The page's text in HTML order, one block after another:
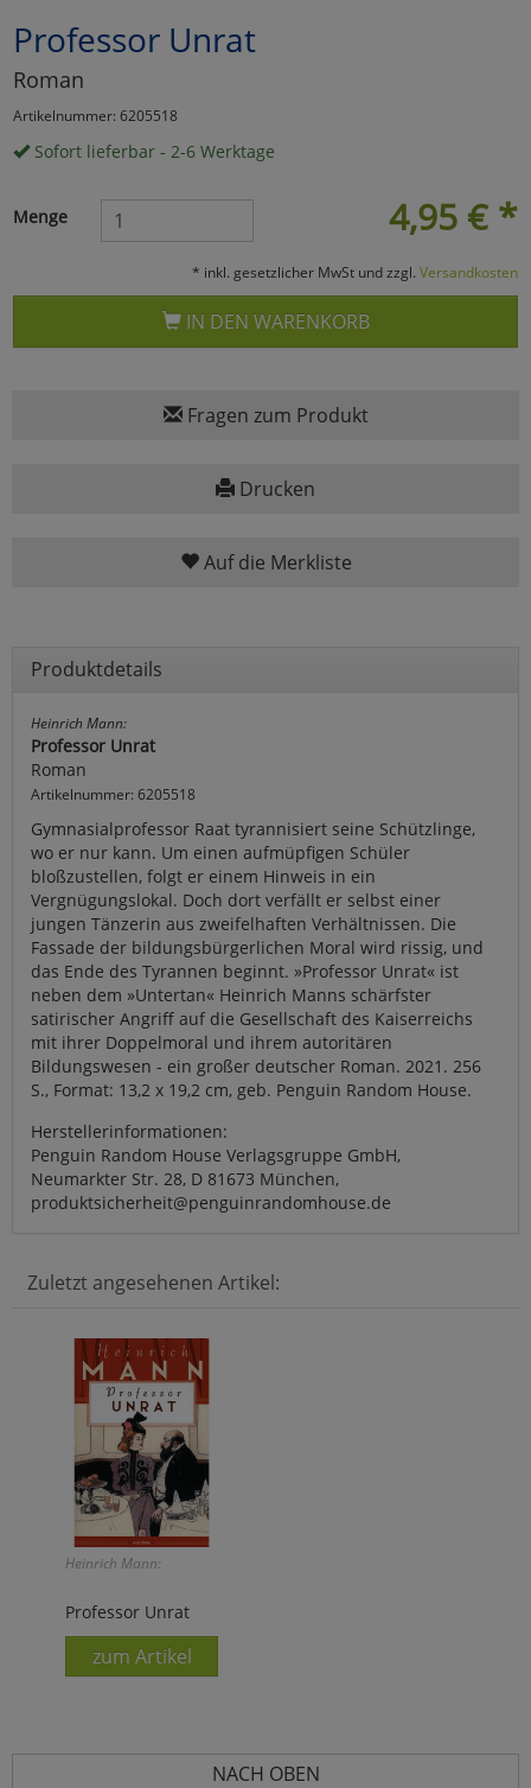
Professor Unrat
Roman
Artikelnummer: 6205518
Sofort lieferbar - 2-6 Werktage
4,95 € *
Menge
* inkl. gesetzlicher MwSt und zzgl. Versandkosten
IN DEN WARENKORB
Fragen zum Produkt
Drucken
Auf die Merkliste
Produktdetails
Heinrich Mann:
Professor Unrat
Roman
Artikelnummer: 6205518
Gymnasialprofessor Raat tyrannisiert seine Schützlinge,
wo er nur kann. Um einen aufmüpfigen Schüler
bloßzustellen, folgt er einem Hinweis in ein
Vergnügungslokal. Doch dort verfällt er selbst einer
jungen Tänzerin aus zweifelhaften Verhältnissen. Die
Fassade der bildungsbürgerlichen Moral wird rissig, und
das Ende des Tyrannen beginnt. »Professor Unrat« ist
neben dem »Untertan« Heinrich Manns schärfster
satirischer Angriff auf die Gesellschaft des Kaiserreichs
mit ihrer Doppelmoral und ihrem autoritären
Bildungswesen - ein großer deutscher Roman. 2021. 256
S., Format: 13,2 x 19,2 cm, geb. Penguin Random House.
Herstellerinformationen:
Penguin Random House Verlagsgruppe GmbH,
Neumarkter Str. 28, D 81673 München,
produktsicherheit@penguinrandomhouse.de
Zuletzt angesehenen Artikel:
Heinrich Mann:
Professor Unrat
zum Artikel
NACH OBEN
Marketing
Umfragetools
Cookies
Alle Akzeptieren
Cookies
zurückzu Haupptseite